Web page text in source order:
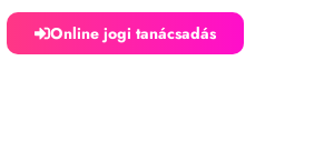
Online jogi tanácsadás